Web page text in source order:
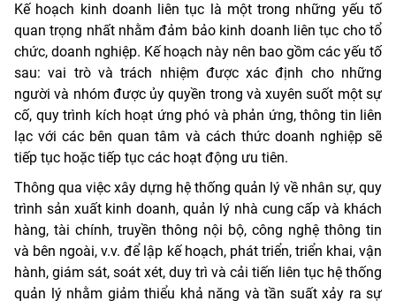
Kế hoạch kinh doanh liên tục là một trong những yếu tố
quan trọng nhất nhằm đảm bảo kinh doanh liên tục cho tổ
chức, doanh nghiệp. Kế hoạch này nên bao gồm các yếu tố
sau: vai trò và trách nhiệm được xác định cho những
người và nhóm được ủy quyền trong và xuyên suốt một sự
cố, quy trình kích hoạt ứng phó và phản ứng, thông tin liên
lạc với các bên quan tâm và cách thức doanh nghiệp sẽ
tiếp tục hoặc tiếp tục các hoạt động ưu tiên.
Thông qua việc xây dựng hệ thống quản lý về nhân sự, quy
trình sản xuất kinh doanh, quản lý nhà cung cấp và khách
hàng, tài chính, truyền thông nội bộ, công nghệ thông tin
và bên ngoài, v.v. để lập kế hoạch, phát triển, triển khai, vận
hành, giám sát, soát xét, duy trì và cải tiến liên tục hệ thống
quản lý nhằm giảm thiểu khả năng và tần suất xảy ra sự